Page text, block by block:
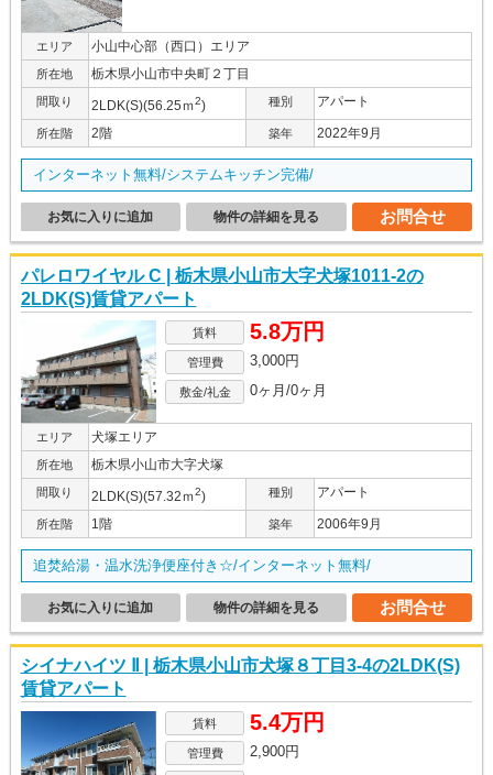
エリア 小山中心部（西口）エリア
所在地 栃木県小山市中央町２丁目
間取り 2LDK(S)(56.25ｍ2) 種別 アパート
所在階 2階 築年 2022年9月
インターネット無料/システムキッチン完備/
お問合せ
物件の詳細を見る
お気に入りに追加
パレロワイヤル C | 栃木県小山市大字犬塚1011-2の
2LDK(S)賃貸アパート
賃料 5.8万円
管理費 3,000円
敷金/礼金 0ヶ月/0ヶ月
エリア 犬塚エリア
所在地 栃木県小山市大字犬塚
間取り 2LDK(S)(57.32ｍ2) 種別 アパート
所在階 1階 築年 2006年9月
追焚給湯・温水洗浄便座付き☆/インターネット無料/
お問合せ
物件の詳細を見る
お気に入りに追加
シイナハイツ Ⅱ | 栃木県小山市犬塚８丁目3-4の2LDK(S)
賃貸アパート
賃料 5.4万円
管理費
2,900円